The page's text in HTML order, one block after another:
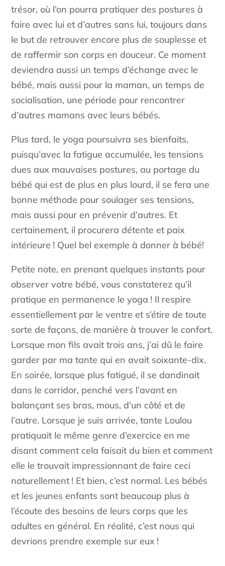
trésor, où l’on pourra pratiquer des postures à
faire avec lui et d’autres sans lui, toujours dans
le but de retrouver encore plus de souplesse et
de raffermir son corps en douceur. Ce moment
deviendra aussi un temps d’échange avec le
bébé, mais aussi pour la maman, un temps de
socialisation, une période pour rencontrer
d’autres mamans avec leurs bébés.
Plus tard, le yoga poursuivra ses bienfaits,
puisqu’avec la fatigue accumulée, les tensions
dues aux mauvaises postures, au portage du
bébé qui est de plus en plus lourd, il se fera une
bonne méthode pour soulager ses tensions,
mais aussi pour en prévenir d’autres. Et
certainement, il procurera détente et paix
intérieure ! Quel bel exemple à donner à bébé!
Petite note, en prenant quelques instants pour
observer votre bébé, vous constaterez qu’il
pratique en permanence le yoga ! Il respire
essentiellement par le ventre et s’étire de toute
sorte de façons, de manière à trouver le confort.
Lorsque mon fils avait trois ans, j’ai dû le faire
garder par ma tante qui en avait soixante-dix.
En soirée, lorsque plus fatigué, il se dandinait
dans le corridor, penché vers l’avant en
balançant ses bras, mous, d’un côté et de
l’autre. Lorsque je suis arrivée, tante Loulou
pratiquait le même genre d’exercice en me
disant comment cela faisait du bien et comment
elle le trouvait impressionnant de faire ceci
naturellement ! Et bien, c’est normal. Les bébés
et les jeunes enfants sont beaucoup plus à
l’écoute des besoins de leurs corps que les
adultes en général. En réalité, c’est nous qui
devrions prendre exemple sur eux !